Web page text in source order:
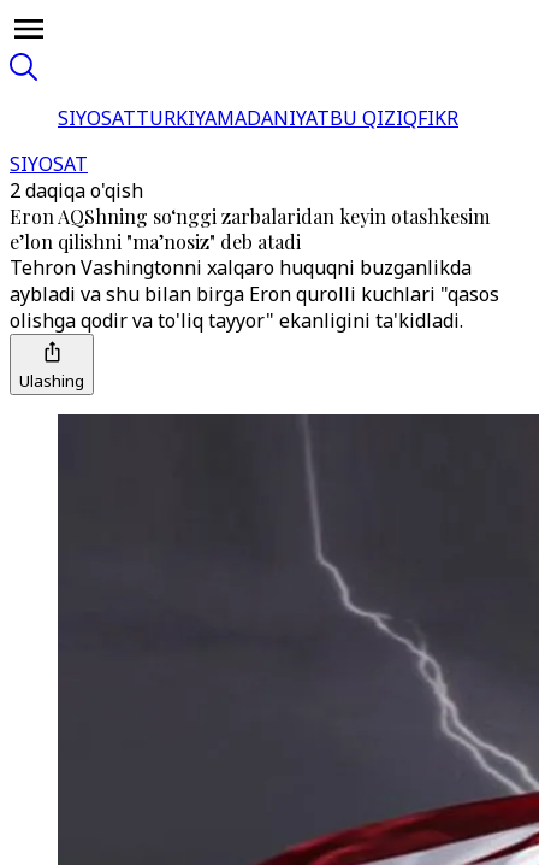
SIYOSATTURKIYAMADANIYATBU QIZIQFIKR
SIYOSAT
2 daqiqa o'qish
Eron AQShning soʻnggi zarbalaridan keyin otashkesim
eʼlon qilishni "maʼnosiz" deb atadi
Tehron Vashingtonni xalqaro huquqni buzganlikda
aybladi va shu bilan birga Eron qurolli kuchlari "qasos
olishga qodir va to'liq tayyor" ekanligini ta'kidladi.
Ulashing